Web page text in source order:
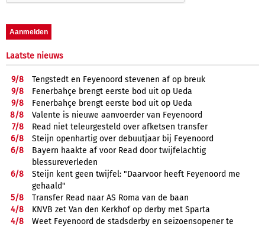
Laatste nieuws
9/8
Tengstedt en Feyenoord stevenen af op breuk
9/8
Fenerbahçe brengt eerste bod uit op Ueda
9/8
Fenerbahçe brengt eerste bod uit op Ueda
8/8
Valente is nieuwe aanvoerder van Feyenoord
7/8
Read niet teleurgesteld over afketsen transfer
6/8
Steijn openhartig over debuutjaar bij Feyenoord
6/8
Bayern haakte af voor Read door twijfelachtig
blessureverleden
6/8
Steijn kent geen twijfel: "Daarvoor heeft Feyenoord me
gehaald"
5/8
Transfer Read naar AS Roma van de baan
4/8
KNVB zet Van den Kerkhof op derby met Sparta
4/8
Weet Feyenoord de stadsderby en seizoensopener te